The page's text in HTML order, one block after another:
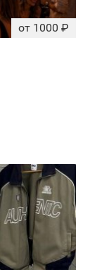
от 1000 ₽